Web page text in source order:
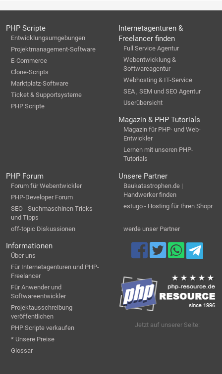
PHP Scripte
Entwicklungsumgebungen
Projektmanagement-Software
E-Commerce
Clone-Scripts
Marktplatz-Software
Ticket & Supportsysteme
PHP Scripte
Internetagenturen &
Freelancer finden
Full Service Agentur
Webentwicklung &
Softwareagentur
Webhosting & IT-Service
SEA , SEM und SEO Agentur
Userübersicht
Magazin & PHP Tutorials
Magazin für PHP- und Web-
Entwickler
Lernen mit unseren PHP-
Tutorials
PHP Forum
Forum für Webentwickler
PHP-Developer Forum
SEO - Suchmaschinen Tricks
und Tipps
off-topic Diskussionen
Unsere Partner
Baukatastrophen.de |
Handwerker finden
estugo - Hosting für Ihren Shopr
werde unser Partner
Informationen
Über uns
Für Internetagenturen und PHP-
Freelancer
Für Anwender und
Softwareentwickler
Projektausschreibung
veröffentlichen
PHP Scripte verkaufen
* Unsere Preise
Glossar
Jetzt auf unserer Seite: